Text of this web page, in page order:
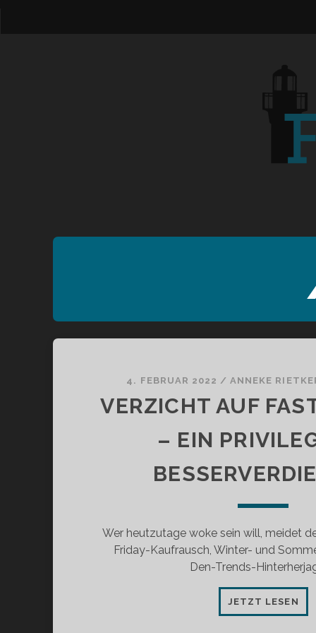
4. FEBRUAR 2022 /ANNEKE
VERZICHT AUF
– EIN
Wer heutzutage woke sein will, meidet
Friday-Kaufrausch, Winter- und
Den-Trends-
JETZT LESEN